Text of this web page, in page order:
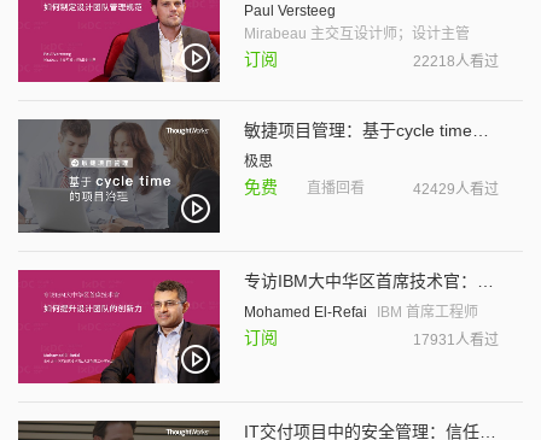
Paul Versteeg
Mirabeau 主交互设计师；设计主管
订阅 22218人看过
极思
免费 直播回看 42429人看过
Mohamed El-Refai IBM 首席工程师
订阅 17931人看过